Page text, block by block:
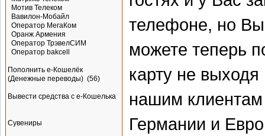
Мотив Телеком
Вавилон-Мобайл
Оператор МегаКом
Оранж Армения
Оператор ТрэвелСИМ
Оператор bakcell
Пополнить e-Кошелёк
(Денежные переводы) (56)
Вывести средства с е-Кошелька
Сувениры
телефоне, но
можете теперь
карту не
нашим
Германии и